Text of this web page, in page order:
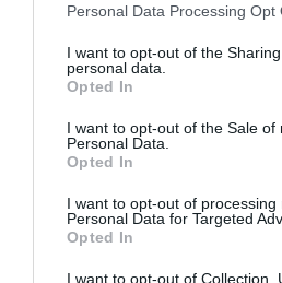
Please note that this website/app
not limited to your visit or usage
grant or deny consent to Google
use your data for below specified
consent section.
Personal Data Processing Opt
I want to opt-out of the
personal data.
Opted In
I want to opt-out of the Sale of
Personal Data.
Opted In
I want to opt-out of processing
Personal Data for Targeted
Opted In
I want to opt-out of Collection,
Beleforgatjuk az áfonyát,
tepsibe öntjük.
A tetejére szórhatunk
majd a sütőbe tesszük,
sütjük. Akkor jó, ha a
közepe pedig már nem
Sütés után pár percig
szeleteljük.